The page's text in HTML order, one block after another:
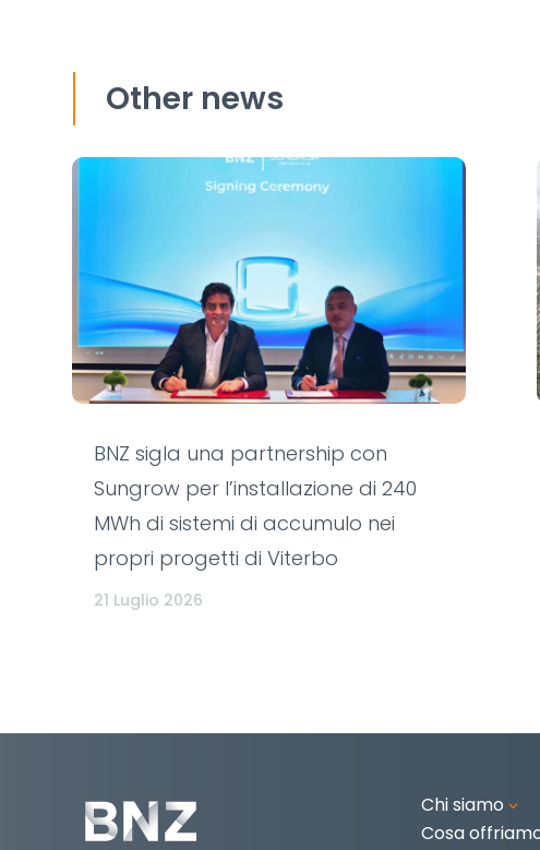
Other news
BNZ sigla una partnership con
Sungrow per l’installazione di 240
MWh di sistemi di accumulo nei
propri progetti di Viterbo
21 Luglio 2026
Chi siamo 3
Cosa